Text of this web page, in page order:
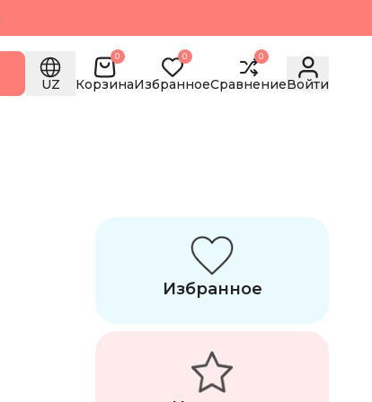
UZ
0
Корзина
0
Избранное
0
СравнениеВойти
Избранное